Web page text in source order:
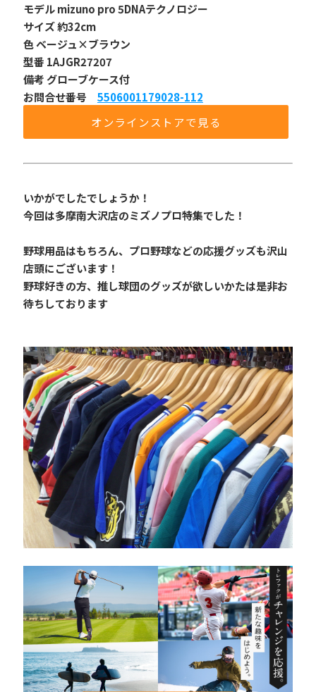
モデル mizuno pro 5DNAテクノロジー
サイズ 約32cm
色 ベージュ×ブラウン
型番 1AJGR27207
備考 グローブケース付
お問合せ番号 5506001179028-112
オンラインストアで見る
いかがでしたでしょうか！
今回は多摩南大沢店のミズノプロ特集でした！
野球用品はもちろん、プロ野球などの応援グッズも沢山
店頭にございます！
野球好きの方、推し球団のグッズが欲しいかたは是非お
待ちしております